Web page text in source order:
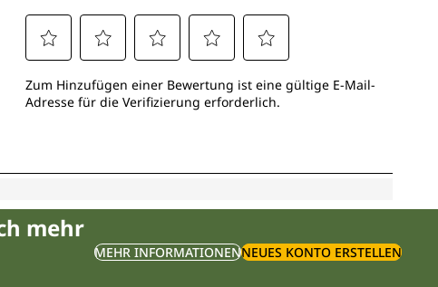
mehr
MEHR INFORMATIONENNEUES KONTO ERSTELLEN